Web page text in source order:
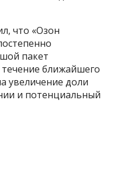
что «Озон
пакет
течение ближайшего
увеличение доли
и потенциальный